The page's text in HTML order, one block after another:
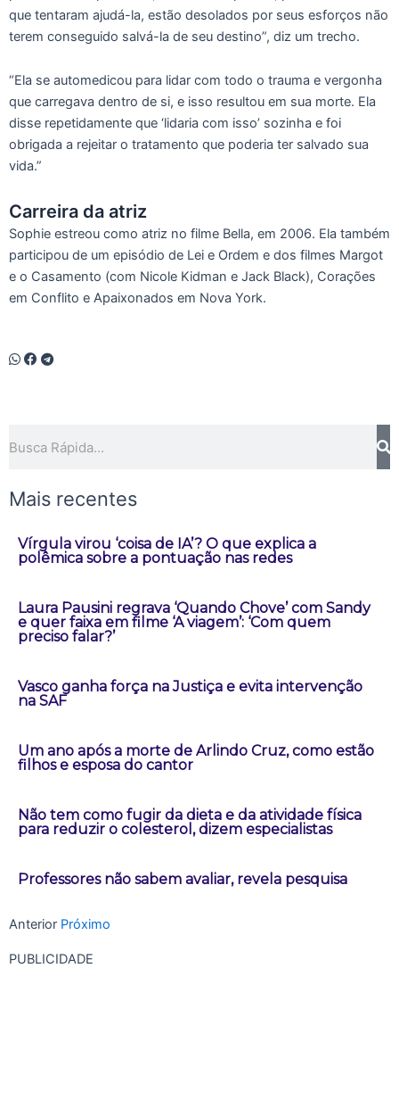
que tentaram ajudá-la, estão desolados por seus esforços não
terem conseguido salvá-la de seu destino”, diz um trecho.
“Ela se automedicou para lidar com todo o trauma e vergonha
que carregava dentro de si, e isso resultou em sua morte. Ela
disse repetidamente que ‘lidaria com isso’ sozinha e foi
obrigada a rejeitar o tratamento que poderia ter salvado sua
vida.”
Carreira da atriz
Sophie estreou como atriz no filme Bella, em 2006. Ela também
participou de um episódio de Lei e Ordem e dos filmes Margot
e o Casamento (com Nicole Kidman e Jack Black), Corações
em Conflito e Apaixonados em Nova York.
Mais recentes
Vírgula virou ‘coisa de IA’? O que explica a
polêmica sobre a pontuação nas redes
Laura Pausini regrava ‘Quando Chove’ com Sandy
e quer faixa em filme ‘A viagem’: ‘Com quem
preciso falar?’
Vasco ganha força na Justiça e evita intervenção
na SAF
Um ano após a morte de Arlindo Cruz, como estão
filhos e esposa do cantor
Não tem como fugir da dieta e da atividade física
para reduzir o colesterol, dizem especialistas
Professores não sabem avaliar, revela pesquisa
Anterior Próximo
PUBLICIDADE